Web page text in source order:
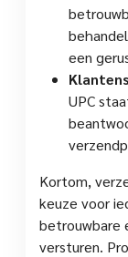
een
UPC
Kortom,
keuze voor
betrouwbare
versturen.